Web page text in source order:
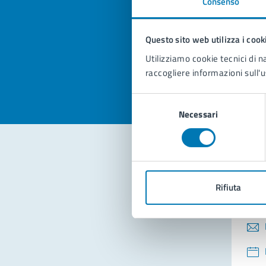
Questo sito web utilizza i
Utilizziamo cookie tecnici di
raccogliere informazioni
consenso
Necessari
Rifiuta